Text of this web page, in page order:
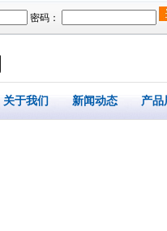
密码：
关于我们 新闻动态 产品